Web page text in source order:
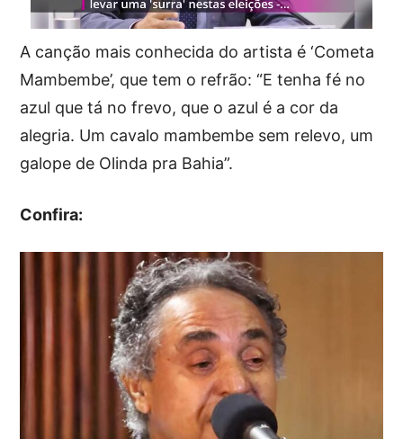
A canção mais conhecida do artista é ‘Cometa
Mambembe’, que tem o refrão: “E tenha fé no
azul que tá no frevo, que o azul é a cor da
alegria. Um cavalo mambembe sem relevo, um
galope de Olinda pra Bahia”.
Confira: